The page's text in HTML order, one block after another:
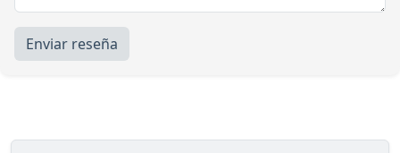
Enviar reseña